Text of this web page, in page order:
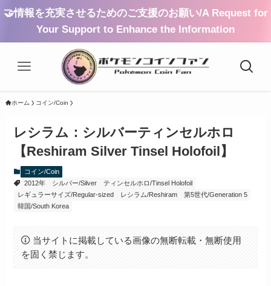
🤝情報を充実させるためのご支援のお願い/A Request for
Your Support to Enhance the Information
ホーム コイン/Coin
レシラム：シルバーティンセルホロ
【Reshiram Silver Tinsel Holofoil】
コイン/Coin
2012年
シルバー/Silver
ティンセルホロ/Tinsel Holofoil
レギュラーサイズ/Regular-sized
レシラム/Reshiram
第5世代/Generation 5
韓国/South Korea
当サイトに掲載している画像の無断転載・無断使用
を固く禁じます。